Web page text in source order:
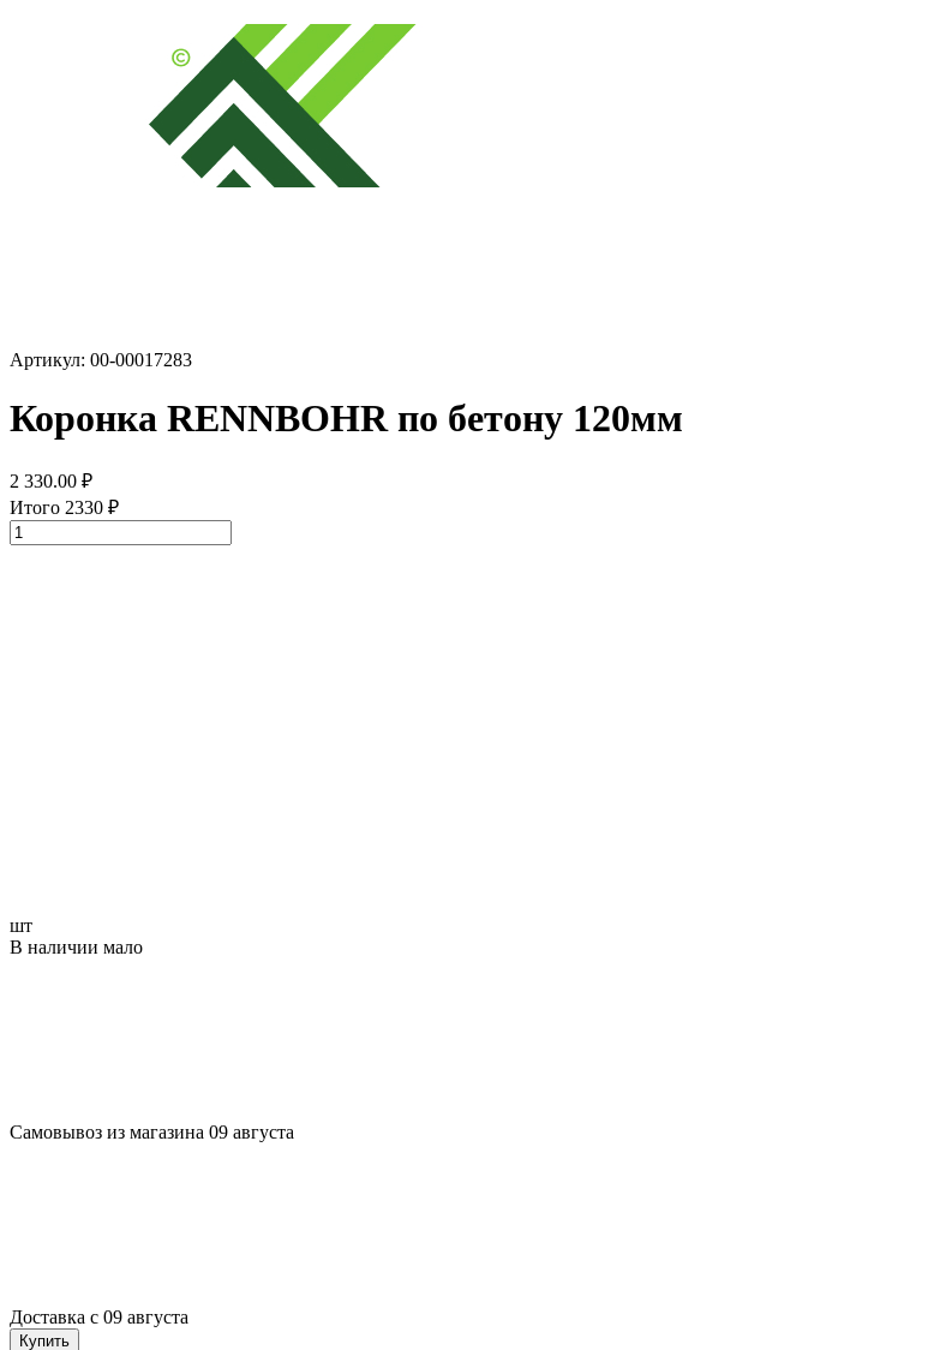
Артикул: 00-00017283
Коронка RENNBOHR по бетону 120мм
2 330.00 ₽
Итого 2330 ₽
шт
В наличии мало
Самовывоз из магазина 09 августа
Доставка с 09 августа
Купить